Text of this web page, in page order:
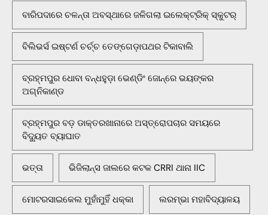
ବାରିପଦାରେ ଚଳନ୍ତା ଅବସ୍ଥାରେ ଜଳିଗଲା ଇଲେକ୍ଟ୍ରିକ୍ ସ୍କୁଟର୍
ବିଲିଭର୍ସ ଇଷ୍ଟର୍ଣ ଚର୍ଚ୍ଚ ତେଙ୍ଗେଡ଼ାପଥର ଟିକାବାଲି
ବ୍ରହ୍ମପୁର ଧୋବା ବନ୍ଧହୁଡ଼ା ଭେଣ୍ଡିଂ ଜୋନ୍‌ରେ ଭୟଙ୍କର
ଅଗ୍ନିକାଣ୍ଡ
ବ୍ରହ୍ମପୁର ବଡ଼ ଡାକ୍ତରଖାନାରେ ଅସ୍ତ୍ରୋପଚାର ସମୟରେ
ବିଦ୍ୟୁତ ବ୍ୟାଘାତ
ଭତ୍ତା ଭିଜିଲାନ୍ସ ଜାଲରେ କଟକ CRRI ଥାନା IIC
ମୋଟରସାଇକେଲ ମୁହାଁମୁହିଁ ଧକ୍କା ଲରମ୍ଭା ମହାବିଦ୍ୟାଳୟ